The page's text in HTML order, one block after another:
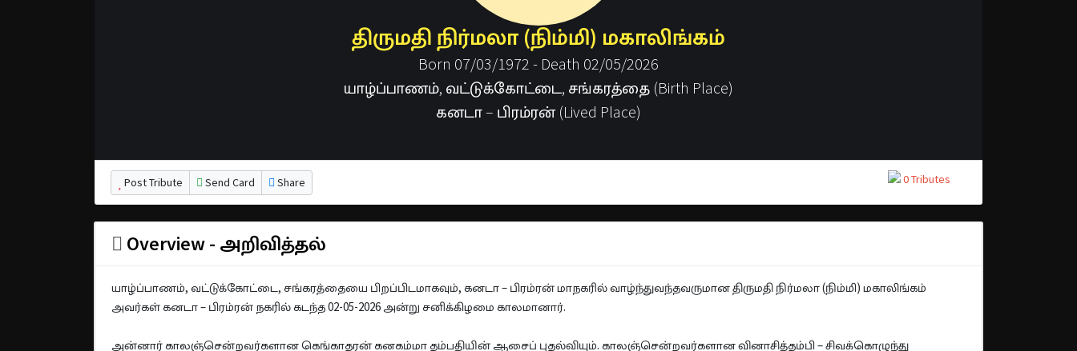
திருமதி நிர்மலா (நிம்மி) மகாலிங்கம்
Born 07/03/1972 - Death 02/05/2026
யாழ்ப்பாணம், வட்டுக்கோட்டை, சங்கரத்தை (Birth Place)
கனடா – பிரம்ரன் (Lived Place)
Post Tribute Send Card Share 0 Tributes
Overview - அறிவித்தல்
யாழ்ப்பாணம், வட்டுக்கோட்டை, சங்கரத்தையை பிறப்பிடமாகவும், கனடா – பிரம்ரன் மாநகரில் வாழ்ந்துவந்தவருமான திருமதி நிர்மலா (நிம்மி) மகாலிங்கம்
அவர்கள் கனடா – பிரம்ரன் நகரில் கடந்த 02-05-2026 அன்று சனிக்கிழமை காலமானார்.
அன்னார் காலஞ்சென்றவர்களான கெங்காதரன் கனகம்மா தம்பதியின் ஆசைப் புதல்வியும். காலஞ்சென்றவர்களான வினாசித்தம்பி – சிவக்கொழுந்து